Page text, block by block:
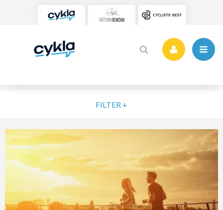
FILTER +
ELIT MOTION
VARDAG
POPULÄRA TAGGAR
Vätternrundan
Cykling
Cykelveckan 2025
MTB
Träning